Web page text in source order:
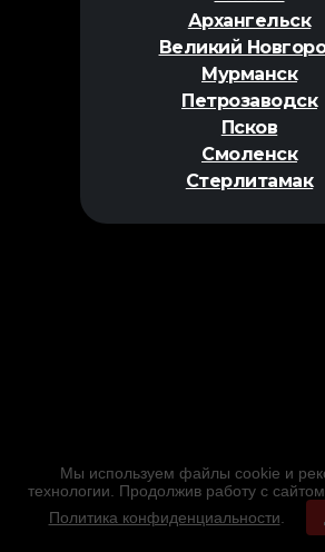
Архангельск
Великий
Мурманск
Петрозаводск
Псков
Смоленск
Стерлитамак
Мы используем файлы cookie и
технологии. Продолжив работу с
Политика конфиденциальности